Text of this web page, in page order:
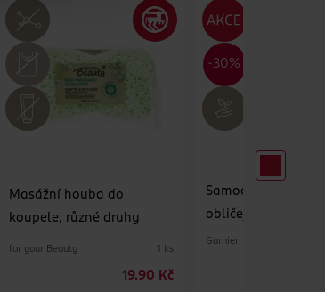
Masážní houba do
koupele, různé druhy
for your Beauty 1 ks
19.90 Kč
Samoopalovací
obličej Natural
Garnier